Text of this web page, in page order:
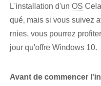
L'installation d'un OS
qué, mais si vous suivez
rnies, vous pourrez
jour qu'offre Windows 10.
Avant de commencer